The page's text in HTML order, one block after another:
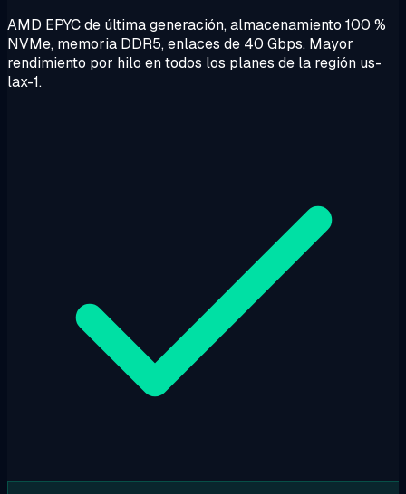
AMD EPYC de última generación, almacenamiento 100 %
NVMe, memoria DDR5, enlaces de 40 Gbps. Mayor
rendimiento por hilo en todos los planes de la región us-
lax-1.